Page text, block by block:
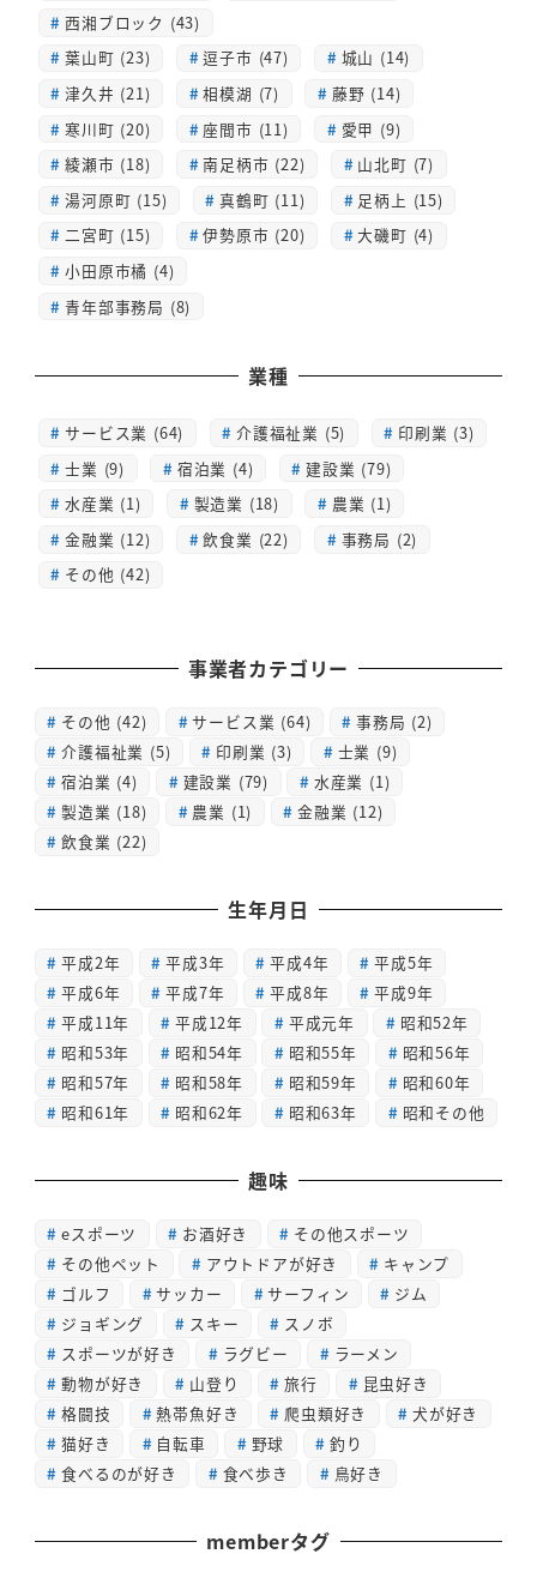
西湘ブロック (43)
葉山町 (23)
逗子市 (47)
城山 (14)
津久井 (21)
相模湖 (7)
藤野 (14)
寒川町 (20)
座間市 (11)
愛甲 (9)
綾瀬市 (18)
南足柄市 (22)
山北町 (7)
湯河原町 (15)
真鶴町 (11)
足柄上 (15)
二宮町 (15)
伊勢原市 (20)
大磯町 (4)
小田原市橘 (4)
青年部事務局 (8)
業種
サービス業 (64) 介護福祉業 (5)
印刷業 (3)
士業 (9)
宿泊業 (4)
建設業 (79)
水産業 (1)
製造業 (18)
農業 (1)
金融業 (12)
飲食業 (22)
事務局 (2)
その他 (42)
事業者カテゴリー
その他 (42) サービス業 (64) 事務局 (2)
介護福祉業 (5) 印刷業 (3) 士業 (9)
宿泊業 (4) 建設業 (79) 水産業 (1)
製造業 (18) 農業 (1) 金融業 (12)
飲食業 (22)
生年月日
平成2年 平成3年 平成4年
平成5年
平成6年
平成7年 平成8年
平成9年
平成11年
平成12年 平成元年
昭和52年
昭和53年
昭和54年 昭和55年
昭和56年
昭和57年
昭和58年 昭和59年
昭和60年
昭和61年
昭和62年 昭和63年 昭和その他
趣味
eスポーツ お酒好き
その他スポーツ
その他ペット
アウトドアが好き
キャンプ
ゴルフ
サッカー サーフィン
ジム
ジョギング
スキー
スノボ
スポーツが好き
ラグビー
ラーメン
動物が好き
山登り 旅行
昆虫好き
格闘技
熱帯魚好き 爬虫類好き
犬が好き
猫好き
自転車 野球
釣り
食べるのが好き
食べ歩き 鳥好き
memberタグ